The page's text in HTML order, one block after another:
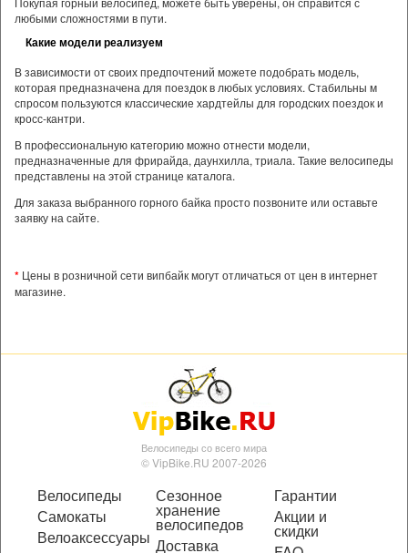
любыми сложностями в пути.
Какие модели реализуем
В зависимости от своих предпочтений можете подобрать модель,
которая предназначена для поездок в любых условиях. Стабильны м
спросом пользуются классические хардтейлы для городских поездок и
кросс-кантри.
В профессиональную категорию можно отнести модели,
предназначенные для фрирайда, даунхилла, триала. Такие велосипеды
представлены на этой странице каталога.
Для заказа выбранного горного байка просто позвоните или оставьте
заявку на сайте.
* Цены в розничной сети випбайк могут отличаться от цен в интернет
магазине.
Велосипеды со всего мира
© VipBike.RU 2007-2026
Велосипеды
Самокаты
Велоаксессуары
Сезонное
хранение
велосипедов
Доставка
Гарантии
Акции и
скидки